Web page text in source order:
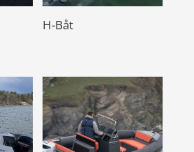
H-Båt